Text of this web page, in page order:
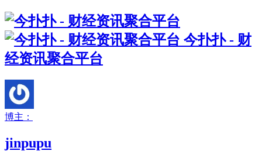
今扑扑 - 财
经资讯聚合平台
博主：
jinpupu